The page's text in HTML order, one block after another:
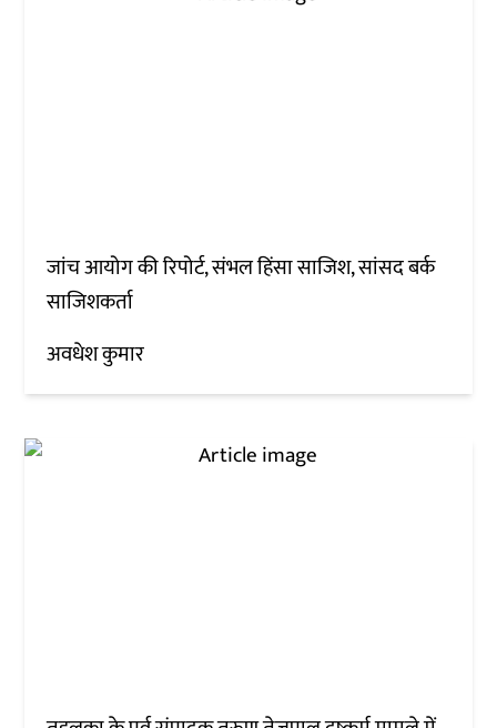
जांच आयोग की रिपोर्ट, संभल हिंसा साजिश, सांसद बर्क
साजिशकर्ता
अवधेश कुमार